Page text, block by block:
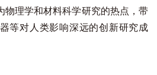
物理学和材料科学研究的热点，带
等对人类影响深远的创新研究成